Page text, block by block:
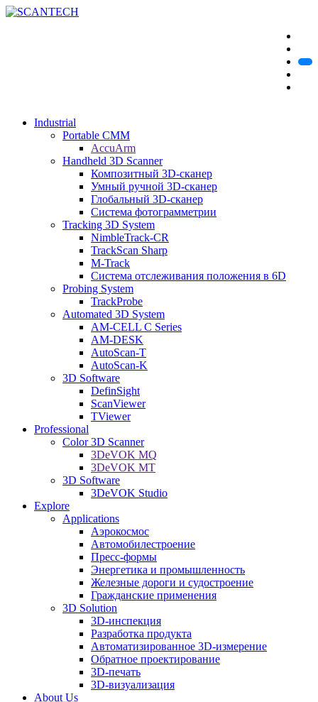
Industrial
Portable CMM
AccuArm
Handheld 3D Scanner
Композитный 3D-сканер
Умный ручной 3D-сканер
Глобальный 3D-сканер
Система фотограмметрии
Tracking 3D System
NimbleTrack-CR
TrackScan Sharp
M-Track
Система отслеживания положения в 6D
Probing System
TrackProbe
Automated 3D System
AM-CELL C Series
AM-DESK
AutoScan-T
AutoScan-K
3D Software
DefinSight
ScanViewer
TViewer
Professional
Color 3D Scanner
3DeVOK MQ
3DeVOK MT
3D Software
3DeVOK Studio
Explore
Applications
Аэрокосмос
Автомобилестроение
Пресс-формы
Энергетика и промышленность
Железные дороги и судостроение
Гражданские применения
3D Solution
3D-инспекция
Разработка продукта
Автоматизированное 3D-измерение
Обратное проектирование
3D-печать
3D-визуализация
About Us